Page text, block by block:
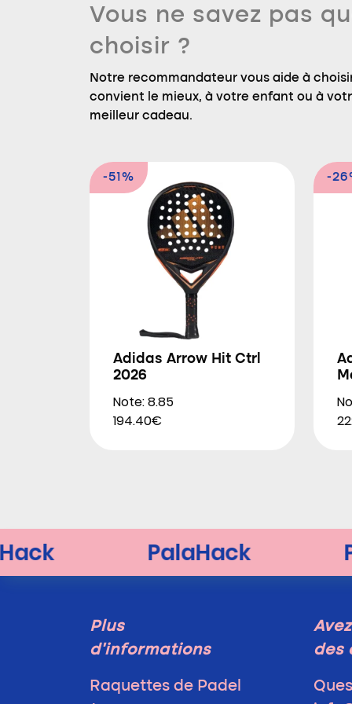
Vous ne savez pas
choisir ?
Notre recommandateur vous aide à
convient le mieux, à votre enfant ou à
meilleur cadeau.
-51%
Adidas Arrow Hit Ctrl
2026
Note: 8.85
194.40€
-
Plus
d'informations
Raquettes de Padel
des